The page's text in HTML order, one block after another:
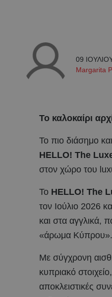
09
Margarita
Το καλοκαίρι
Το πιο διάσημο
HELLO! The
στον χώρο του
Το HELLO! The
τον Ιούλιο 2026
και στα αγγλικά,
«άρωμα Κύπρου».
Με σύγχρονη
κυπριακό
αποκλειστικές